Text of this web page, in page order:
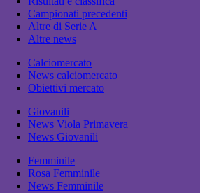
Campionati precedenti
Altre di Serie A
Altre news
Calciomercato
News calciomercato
Obiettivi mercato
Giovanili
News Viola Primavera
News Giovanili
Femminile
Rosa Femminile
News Femminile